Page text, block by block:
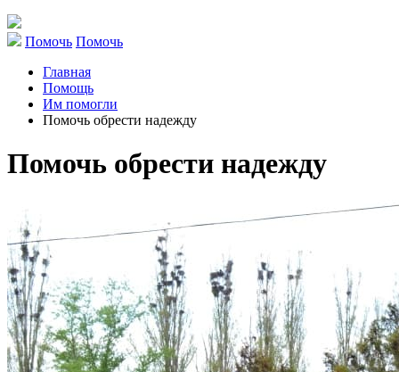
Помочь Помочь
Главная
Помощь
Им помогли
Помочь обрести надежду
Помочь обрести надежду